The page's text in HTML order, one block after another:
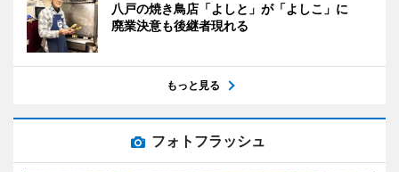
八戸の焼き鳥店「よしと」が「よしこ」に
廃業決意も後継者現れる
もっと見る
フォトフラッシュ